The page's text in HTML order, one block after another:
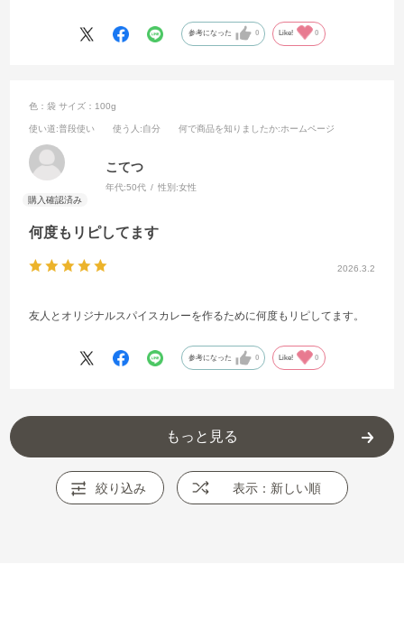
参考になった 0 Like! 0
2026.3.2
何度もリピしてます
色：袋 サイズ：100g
使い道:普段使い 使う人 :自分 何で商品を知りましたか:ホームページ
こてつ
年代:50代 性別:女性
友人とオリジナルスパイスカレーを作るために何度もリピしてます。
参考になった 0 Like! 0
もっと見る
絞り込み 表示：新しい順